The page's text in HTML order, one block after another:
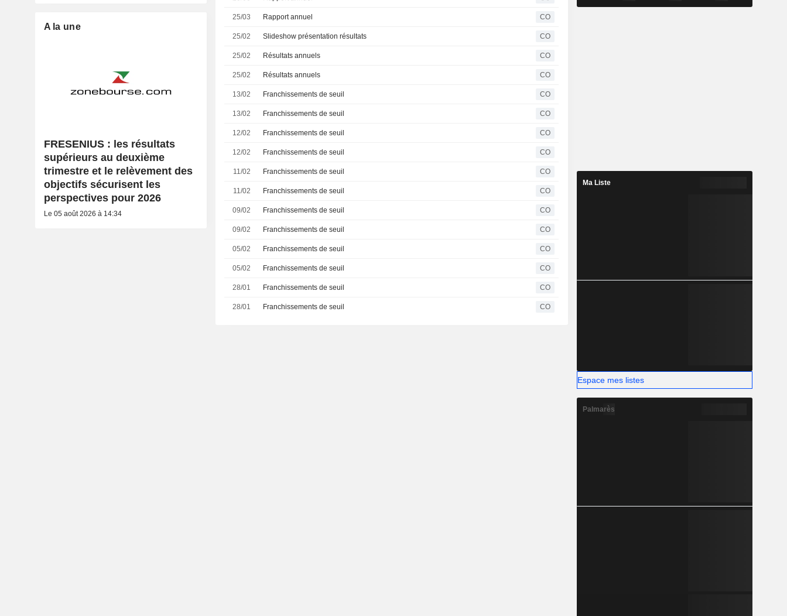
25/03 Rapport annuel CO
25/02 Slideshow présentation résultats CO
25/02 Résultats annuels CO
25/02 Résultats annuels CO
13/02 Franchissements de seuil CO
13/02 Franchissements de seuil CO
12/02 Franchissements de seuil CO
12/02 Franchissements de seuil CO
11/02 Franchissements de seuil CO
11/02 Franchissements de seuil CO
09/02 Franchissements de seuil CO
09/02 Franchissements de seuil CO
05/02 Franchissements de seuil CO
05/02 Franchissements de seuil CO
28/01 Franchissements de seuil CO
28/01 Franchissements de seuil CO
A la une
FRESENIUS : les résultats
supérieurs au deuxième
trimestre et le relèvement des
objectifs sécurisent les
perspectives pour 2026
Le 05 août 2026 à 14:34
Ma Liste
Espace mes listes
Palmarès